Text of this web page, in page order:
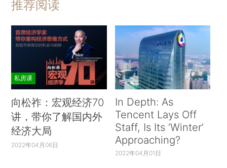
推荐阅读
私房课
向松祚：宏观经济70
讲，带你了解国内外
经济大局
2022年04月06日
In Depth: As
Tencent Lays Off
Staff, Is Its ‘Winter’
Approaching?
2022年04月01日